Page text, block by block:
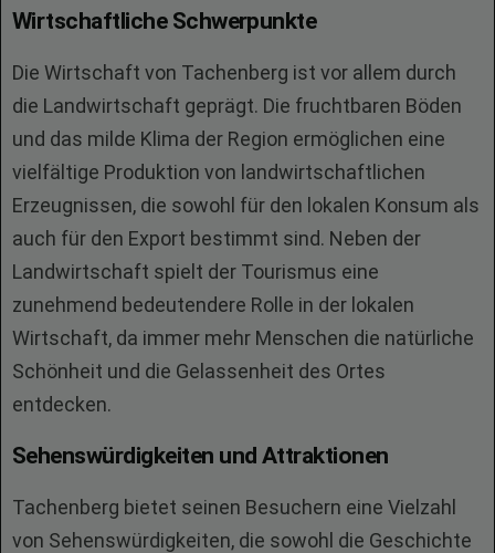
Wirtschaftliche Schwerpunkte
Die Wirtschaft von Tachenberg ist vor allem durch
die Landwirtschaft geprägt. Die fruchtbaren Böden
und das milde Klima der Region ermöglichen eine
vielfältige Produktion von landwirtschaftlichen
Erzeugnissen, die sowohl für den lokalen Konsum als
auch für den Export bestimmt sind. Neben der
Landwirtschaft spielt der Tourismus eine
zunehmend bedeutendere Rolle in der lokalen
Wirtschaft, da immer mehr Menschen die natürliche
Schönheit und die Gelassenheit des Ortes
entdecken.
Sehenswürdigkeiten und Attraktionen
Tachenberg bietet seinen Besuchern eine Vielzahl
von Sehenswürdigkeiten, die sowohl die Geschichte